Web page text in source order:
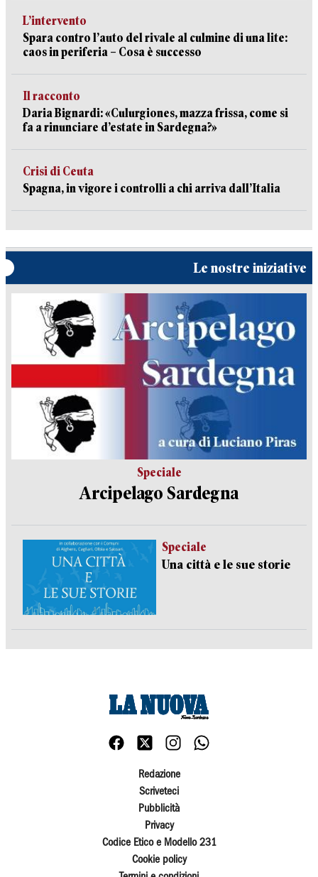
L’intervento
Spara contro l’auto del rivale al culmine di una lite:
caos in periferia – Cosa è successo
Il racconto
Daria Bignardi: «Culurgiones, mazza frissa, come si
fa a rinunciare d’estate in Sardegna?»
Crisi di Ceuta
Spagna, in vigore i controlli a chi arriva dall’Italia
Le nostre iniziative
Speciale
Arcipelago Sardegna
Speciale
Una città e le sue storie
Redazione
Scriveteci
Pubblicità
Privacy
Codice Etico e Modello 231
Cookie policy